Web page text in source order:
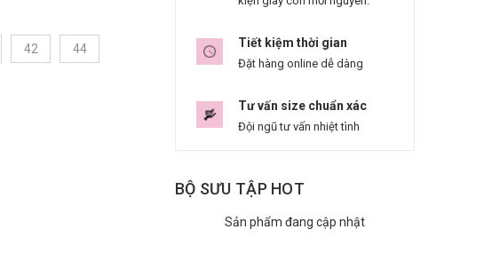
42 44 Tiết kiệm thời gian
Đặt hàng online dễ dàng
Tư vấn size chuẩn xác
Đội ngũ tư vấn nhiệt tình
BỘ SƯU TẬP HOT
Sản phẩm đang cập nhật